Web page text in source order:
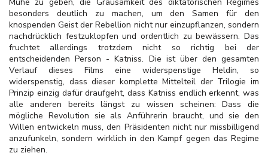
besonders deutlich zu machen, um den Samen für den
knospenden Geist der Rebellion nicht nur einzupflanzen, sondern
nachdrücklich festzuklopfen und ordentlich zu bewässern. Das
fruchtet allerdings trotzdem nicht so richtig bei der
entscheidenden Person - Katniss. Die ist über den gesamten
Verlauf dieses Films eine widerspenstige Heldin, so
widerspenstig, dass dieser komplette Mittelteil der Trilogie im
Prinzip einzig dafür draufgeht, dass Katniss endlich erkennt, was
alle anderen bereits längst zu wissen scheinen: Dass die
mögliche Revolution sie als Anführerin braucht, und sie den
Willen entwickeln muss, den Präsidenten nicht nur missbilligend
anzufunkeln, sondern wirklich in den Kampf gegen das Regime
zu ziehen.